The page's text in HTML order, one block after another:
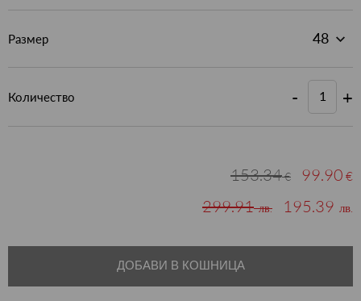
Размер
Количество - +
153.34€ 99.90 €
299.91лв. 195.39 лв.
ДОБАВИ В КОШНИЦА